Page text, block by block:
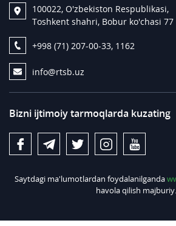
100022, O'zbekiston Respublikasi,
Toshkent shahri, Bobur ko'chasi 77
+998 (71) 207-00-33, 1162
info@rtsb.uz
Bizni ijtimoiy tarmoqlarda kuzating
Saytdagi ma'lumotlardan foydalanilganda
havola qilish majburiy.